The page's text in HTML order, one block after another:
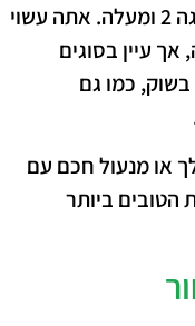
וכי מערך המנעולים כולו מדורג בדרגה 2 ומעלה. אתה עשוי
עיין בסוגים
כמו גם
או מנעול חכם עם
הטובים ביותר